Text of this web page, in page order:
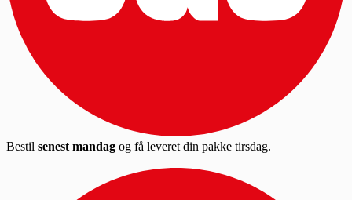
Bestil senest mandag og få leveret din pakke tirsdag.